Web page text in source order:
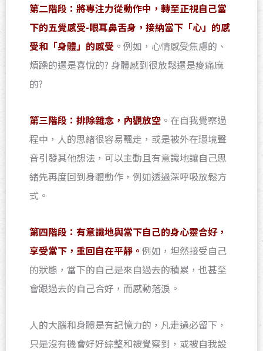
第二階段：將專注力從動作中，轉至正視自己當
下的五覺感受-眼耳鼻舌身，接納當下「心」的感
受和「身體」的感受 。例如，心情感受焦慮的、
煩躁的還是喜悅的? 身體感到很放鬆還是痠痛麻
的?
第三階段：排除雜念，內觀放空 。在自我覺察過
程中，人的思緒很容易飄走，或是被外在環境聲
音引發其他想法，可以主動且有意識地讓自己思
緒先再度回到身體動作，例如透過深呼吸放鬆方
式。
第四階段：有意識地與當下自己的身心靈合好，
享受當下，重回自在平靜。 例如，坦然接受自己
的狀態，當下的自己是來自過去的積累，也甚至
會跟過去的自己合好，而感動落淚。
人的大腦和身體是有記憶力的，凡走過必留下，
只是沒有機會好好綜整和被覺察到，或被自我設